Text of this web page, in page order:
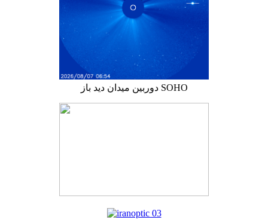
دوربین میدان دید باز SOHO